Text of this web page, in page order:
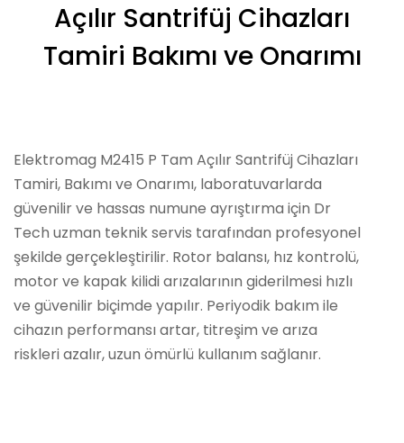
Açılır Santrifüj Cihazları
Tamiri Bakımı ve Onarımı
Elektromag M2415 P Tam Açılır Santrifüj Cihazları
Tamiri, Bakımı ve Onarımı, laboratuvarlarda
güvenilir ve hassas numune ayrıştırma için Dr
Tech uzman teknik servis tarafından profesyonel
şekilde gerçekleştirilir. Rotor balansı, hız kontrolü,
motor ve kapak kilidi arızalarının giderilmesi hızlı
ve güvenilir biçimde yapılır. Periyodik bakım ile
cihazın performansı artar, titreşim ve arıza
riskleri azalır, uzun ömürlü kullanım sağlanır.